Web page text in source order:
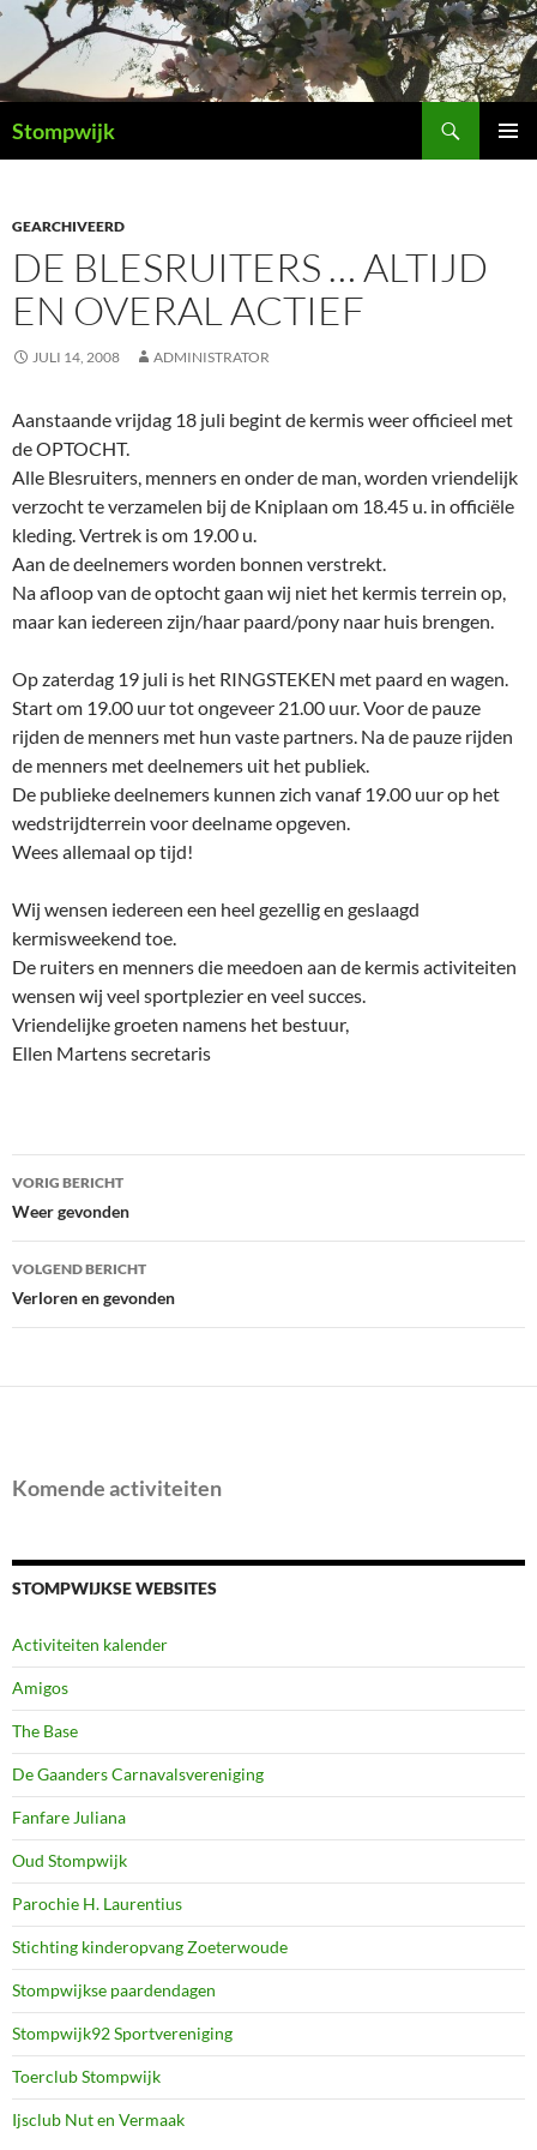
Ga
de
inhoud
Stompwijk
GEARCHIVEERD
DE BLESRUITERS … ALTIJD
EN OVERAL ACTIEF
JULI 14, 2008 ADMINISTRATOR
Aanstaande vrijdag 18 juli begint de kermis weer officieel met
de OPTOCHT.
Alle Blesruiters, menners en onder de man, worden vriendelijk
verzocht te verzamelen bij de Kniplaan om 18.45 u. in officiële
kleding. Vertrek is om 19.00 u.
Aan de deelnemers worden bonnen verstrekt.
Na afloop van de optocht gaan wij niet het kermis terrein op,
maar kan iedereen zijn/haar paard/pony naar huis brengen.
Op zaterdag 19 juli is het RINGSTEKEN met paard en wagen.
Start om 19.00 uur tot ongeveer 21.00 uur. Voor de pauze
rijden de menners met hun vaste partners. Na de pauze rijden
de menners met deelnemers uit het publiek.
De publieke deelnemers kunnen zich vanaf 19.00 uur op het
wedstrijdterrein voor deelname opgeven.
Wees allemaal op tijd!
Wij wensen iedereen een heel gezellig en geslaagd
kermisweekend toe.
De ruiters en menners die meedoen aan de kermis activiteiten
wensen wij veel sportplezier en veel succes.
Vriendelijke groeten namens het bestuur,
Ellen Martens secretaris
Bericht
navigatie
VORIG BERICHT
Weer gevonden
VOLGEND BERICHT
Verloren en gevonden
Komende activiteiten
STOMPWIJKSE WEBSITES
Activiteiten kalender
Amigos
The Base
De Gaanders Carnavalsvereniging
Fanfare Juliana
Oud Stompwijk
Parochie H. Laurentius
Stichting kinderopvang Zoeterwoude
Stompwijkse paardendagen
Stompwijk92 Sportvereniging
Toerclub Stompwijk
Ijsclub Nut en Vermaak